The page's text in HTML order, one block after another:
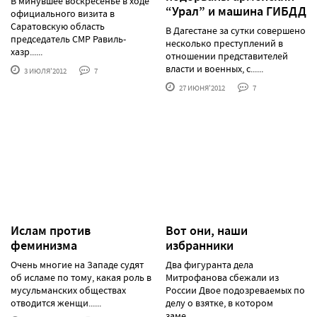
официального визита в
Саратовскую область
председатель СМР Равиль-
хазр......
3 ИЮЛЯ'2012 7
“Урал” и машина ГИБДД
В Дагестане за сутки совершено
несколько преступлений в
отношении представителей
власти и военных, с......
27 ИЮНЯ'2012 7
Ислам против
феминизма
Очень многие на Западе судят
об исламе по тому, какая роль в
мусульманских обществах
отводится женщи......
Вот они, наши
избранники
Два фигуранта дела
Митрофанова сбежали из
России Двое подозреваемых по
делу о взятке, в котором